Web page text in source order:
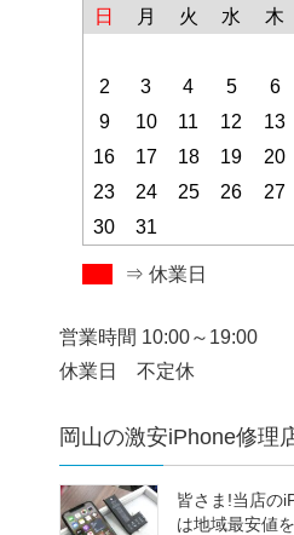
日
月 火 水 木
2
3 4 5 6
9
10 11 12 13
16
17 18 19 20
23
24 25 26 27
30
31
⇒ 休業日
営業時間 10:00～19:00
休業日 不定休
岡山の激安iPhone修理
皆さま!当店の
は地域最安値